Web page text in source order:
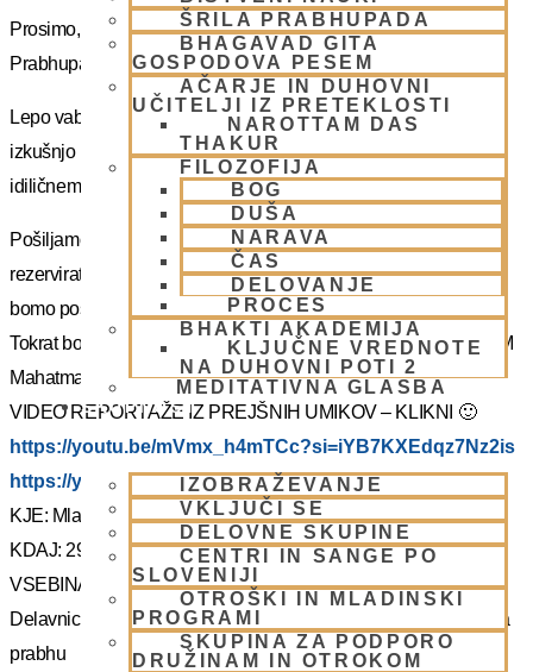
ŠRILA PRABHUPADA
BHAGAVAD GITA
GOSPODOVA PESEM
AČARJE IN DUHOVNI
UČITELJI IZ PRETEKLOSTI
NAROTTAM DAS
THAKUR
FILOZOFIJA
BOG
DUŠA
NARAVA
ČAS
DELOVANJE
PROCES
BHAKTI AKADEMIJA
KLJUČNE VREDNOTE
NA DUHOVNI POTI 2
MEDITATIVNA GLASBA
SKUPNOST
IZOBRAŽEVANJE
VKLJUČI SE
DELOVNE SKUPINE
CENTRI IN SANGE PO
SLOVENIJI
OTROŠKI IN MLADINSKI
PROGRAMI
SKUPINA ZA PODPORO
DRUŽINAM IN OTROKOM
Prosimo, sprejmite naše ponižno spoštovanje! Vsa slava Šrila
Prabhupadu!
Lepo vabljeni na 5-dnevno nepozabno transcendentalno
izkušnjo na DUHOVNI UMIK, ki bo potekal sredi gozdov na
idiličnem Pohorju.
Pošiljamo vam samo osnovno informacijo tako da si lahko
rezervirate dopust. Več podatkov in možnost za prijavo vam
bomo poslal kasneje.
Tokrat bo z nami Šrila Prabhupadov učenec, duhovni učitelj NM
Mahatma prabhu. Redka priložnost, ki jo ne velja izpustiti.
VIDEO REPORTAŽE IZ PREJŠNIH UMIKOV – KLIKNI 🙂
https://youtu.be/mVmx_h4mTCc?si=iYB7KXEdqz7Nz2is
https://youtu.be/AziuZJyrho4?si=Zr5a_H8Hj-X888vW
KJE: Mladinski dom na Smolniku (mariborsko Pohorje)
KDAJ: 29.7.- 2.8.2025 (od torka do sobote)
VSEBINA:
Delavnice in bo vodil, Šrila Prabhupadov učenec NM Mahatma
prabhu